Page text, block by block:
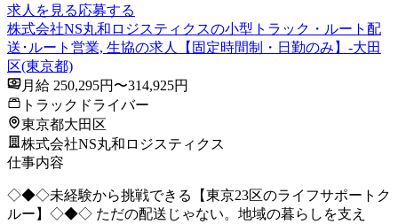
求人を見る応募する
株式会社NS丸和ロジスティクスの小型トラック・ルート配
送･ルート営業, 生協の求人【固定時間制・日勤のみ】-大田
区(東京都)
月給 250,295円〜314,925円
トラックドライバー
東京都大田区
株式会社NS丸和ロジスティクス
仕事内容
◇◆◇未経験から挑戦できる【東京23区のライフサポートク
ルー】◇◆◇ ただの配送じゃない。地域の暮らしを支え